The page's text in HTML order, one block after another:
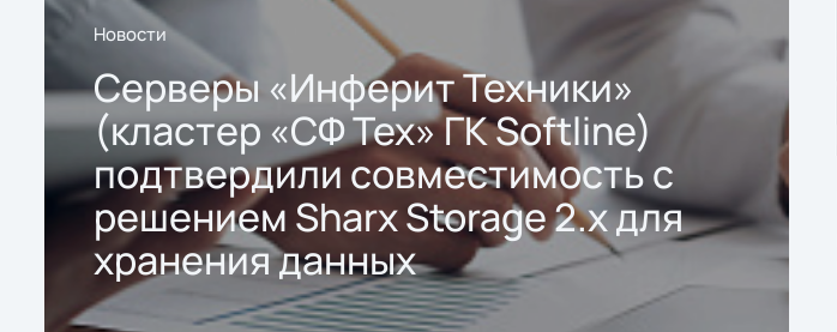
Новости
Серверы «Инферит Техники»
(кластер «СФ Тех» ГК Softline)
подтвердили совместимость с
решением Sharx Storage 2.x для
хранения данных